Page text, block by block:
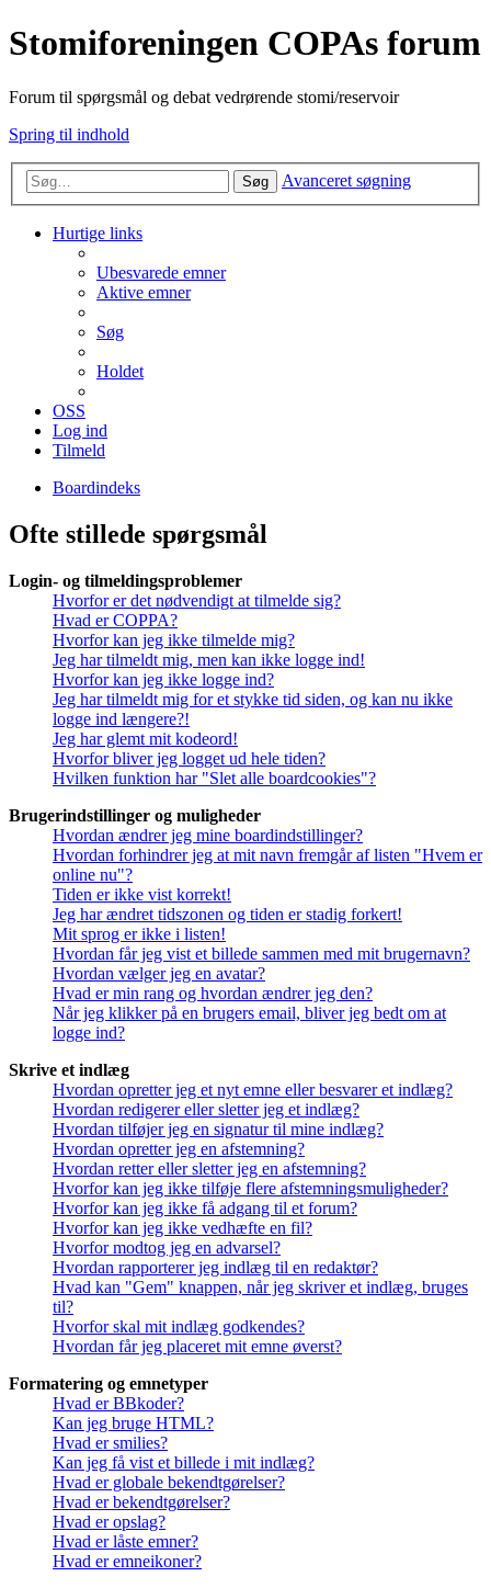
Stomiforeningen COPAs forum
Forum til spørgsmål og debat vedrørende stomi/reservoir
Spring til indhold
Søg Avanceret søgning
Hurtige links
Ubesvarede emner
Aktive emner
Søg
Holdet
OSS
Log ind
Tilmeld
Boardindeks
Ofte stillede spørgsmål
Login- og tilmeldingsproblemer
Hvorfor er det nødvendigt at tilmelde sig?
Hvad er COPPA?
Hvorfor kan jeg ikke tilmelde mig?
Jeg har tilmeldt mig, men kan ikke logge ind!
Hvorfor kan jeg ikke logge ind?
Jeg har tilmeldt mig for et stykke tid siden, og kan nu ikke
logge ind længere?!
Jeg har glemt mit kodeord!
Hvorfor bliver jeg logget ud hele tiden?
Hvilken funktion har "Slet alle boardcookies"?
Brugerindstillinger og muligheder
Hvordan ændrer jeg mine boardindstillinger?
Hvordan forhindrer jeg at mit navn fremgår af listen "Hvem er
online nu"?
Tiden er ikke vist korrekt!
Jeg har ændret tidszonen og tiden er stadig forkert!
Mit sprog er ikke i listen!
Hvordan får jeg vist et billede sammen med mit brugernavn?
Hvordan vælger jeg en avatar?
Hvad er min rang og hvordan ændrer jeg den?
Når jeg klikker på en brugers email, bliver jeg bedt om at
logge ind?
Skrive et indlæg
Hvordan opretter jeg et nyt emne eller besvarer et indlæg?
Hvordan redigerer eller sletter jeg et indlæg?
Hvordan tilføjer jeg en signatur til mine indlæg?
Hvordan opretter jeg en afstemning?
Hvordan retter eller sletter jeg en afstemning?
Hvorfor kan jeg ikke tilføje flere afstemningsmuligheder?
Hvorfor kan jeg ikke få adgang til et forum?
Hvorfor kan jeg ikke vedhæfte en fil?
Hvorfor modtog jeg en advarsel?
Hvordan rapporterer jeg indlæg til en redaktør?
Hvad kan "Gem" knappen, når jeg skriver et indlæg, bruges
til?
Hvorfor skal mit indlæg godkendes?
Hvordan får jeg placeret mit emne øverst?
Formatering og emnetyper
Hvad er BBkoder?
Kan jeg bruge HTML?
Hvad er smilies?
Kan jeg få vist et billede i mit indlæg?
Hvad er globale bekendtgørelser?
Hvad er bekendtgørelser?
Hvad er opslag?
Hvad er låste emner?
Hvad er emneikoner?